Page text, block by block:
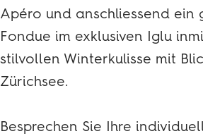
Apéro und anschliessend ein
Fondue im exklusiven Iglu
stilvollen Winterkulisse mit
Zürichsee.
Besprechen Sie Ihre